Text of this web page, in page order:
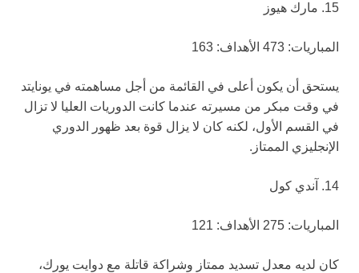
15. مارك هيوز
المباريات: 473 الأهداف: 163
يستحق أن يكون أعلى في القائمة من أجل مساهمته في يونايتد
في وقت مبكر من مسيرته عندما كانت الدوريات العليا لا تزال
في القسم الأول، لكنه كان لا يزال قوة بعد ظهور الدوري
الإنجليزي الممتاز.
14. آندي كول
المباريات: 275 الأهداف: 121
كان لديه معدل تسديد ممتاز وشراكة قاتلة مع دوايت يورك،